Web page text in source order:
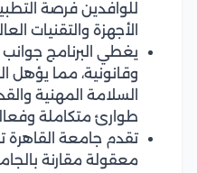
للوافدين فرصة
الأجهزة والتقنيات
يغطي البرنامج
وقانونية، مما يؤهل
السلامة المهنية
طوارئ متكاملة
تقدم جامعة القاهرة
معقولة مقارنة